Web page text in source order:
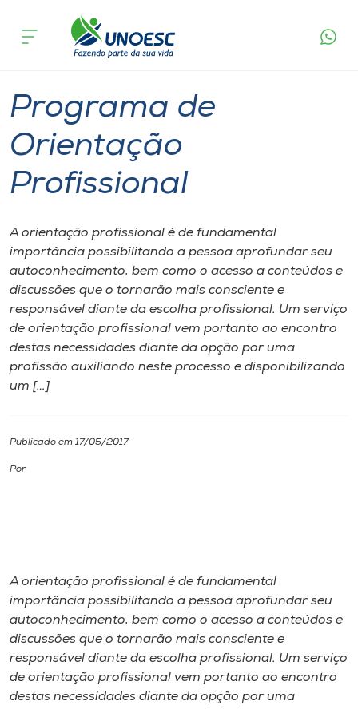
Cursos
Pesquisa
Atendimento ao Estudante
Portal de Ensino
A
Internacionalização
I.nova
Diplomados
Biblioteca
Rádio
acontece
Programa de
Orientação
Profissional
A orientação profissional é de fundamental
importância possibilitando a pessoa aprofundar seu
autoconhecimento, bem como o acesso a conteúdos e
discussões que o tornarão mais consciente e
responsável diante da escolha profissional. Um serviço
de orientação profissional vem portanto ao encontro
destas necessidades diante da opção por uma
profissão auxiliando neste processo e disponibilizando
um […]
Publicado em 17/05/2017
Por
A orientação profissional é de fundamental
importância possibilitando a pessoa aprofundar seu
autoconhecimento, bem como o acesso a conteúdos e
discussões que o tornarão mais consciente e
responsável diante da escolha profissional. Um serviço
de orientação profissional vem portanto ao encontro
destas necessidades diante da opção por uma